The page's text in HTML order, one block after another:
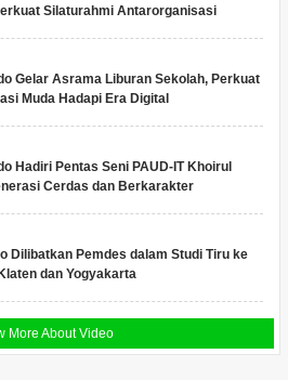
Silaturahmi Antarorganisasi
Gelar Asrama Liburan Sekolah, Perkuat
Muda Hadapi Era Digital
Hadiri Pentas Seni PAUD-IT Khoirul
Cerdas dan Berkarakter
Dilibatkan Pemdes dalam Studi Tiru ke
dan Yogyakarta
More About Video